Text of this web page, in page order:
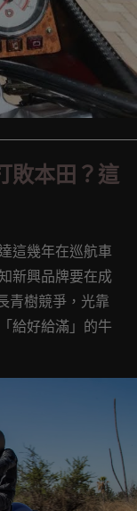
敗本田？這
這幾年在巡航車
新興品牌要在成
青樹競爭，光靠
給好給滿」的牛